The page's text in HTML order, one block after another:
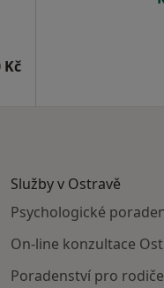
Kč
Služby v Ostravě
Psychologické
On-line konzultace
Poradenství pro